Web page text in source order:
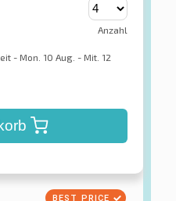
Anzahl
- Mon. 10 Aug. - Mit. 12